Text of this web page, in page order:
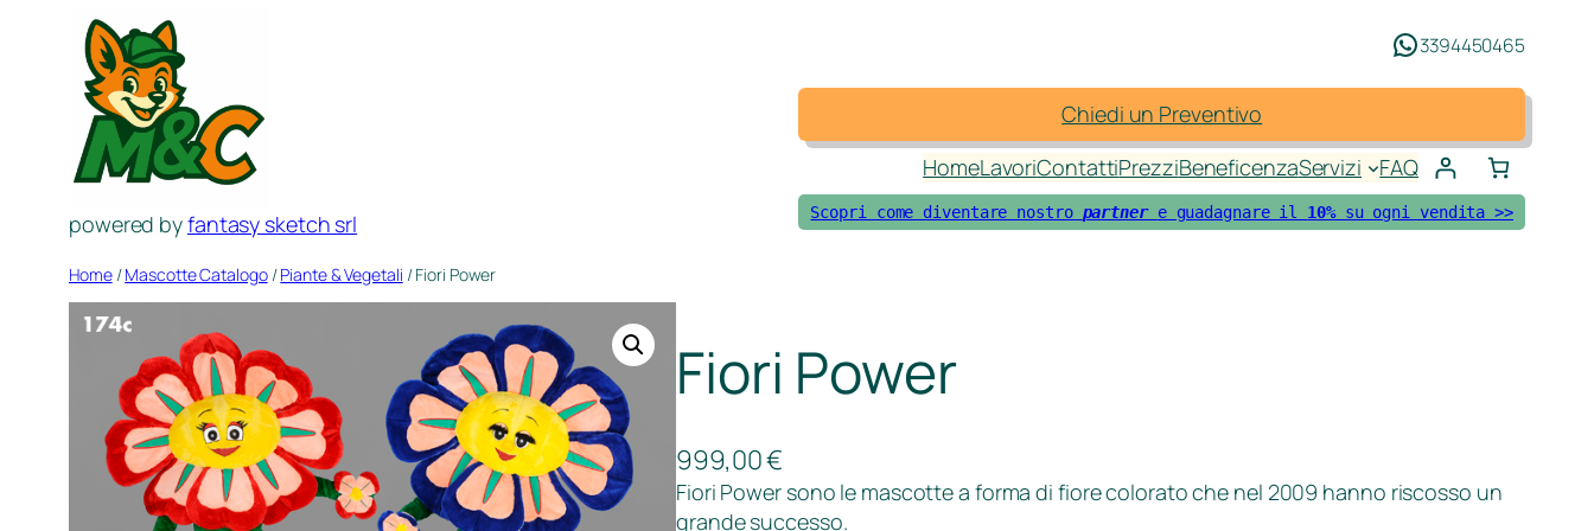
contenuto
powered byfantasy sketch srl
3394450465
Chiedi un Preventivo
HomeLavoriContattiPrezziBeneficenzaServizi FAQ
Scopri come diventare nostro partner e guadagnare il 10% su ogni vendita >>
Home/Mascotte Catalogo/Piante & Vegetali / Fiori Power
Fiori Power
999,00€
Fiori Power sono le mascotte a forma di fiore colorato che nel 2009 hanno riscosso un
grande successo.